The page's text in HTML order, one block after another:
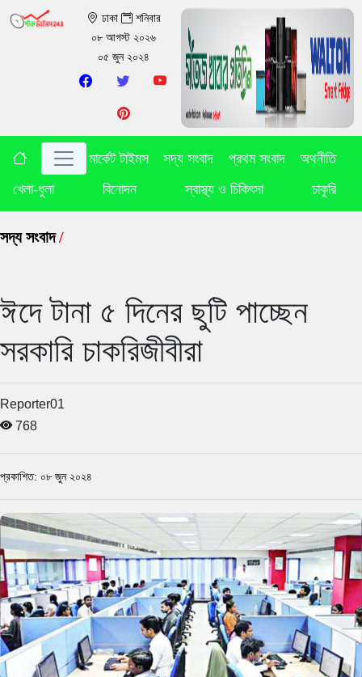
ঢাকা
শনিবার
০৮ আগস্ট ২০২৬
০৫ জুন ২০২৪
মার্কেট টাইমস সদ্য সংবাদ প্রথম সংবাদ
অথনীতি
খেলা-ধুলা
বিনোদন স্বাস্থ্য ও চিকিৎসা চাকুরি
সদ্য সংবাদ/
ঈদে টানা ৫ দিনের ছুটি পাচ্ছেন
সরকারি চাকরিজীবীরা
Reporter01
768
প্রকাশিত: ০৮ জুন ২০২৪